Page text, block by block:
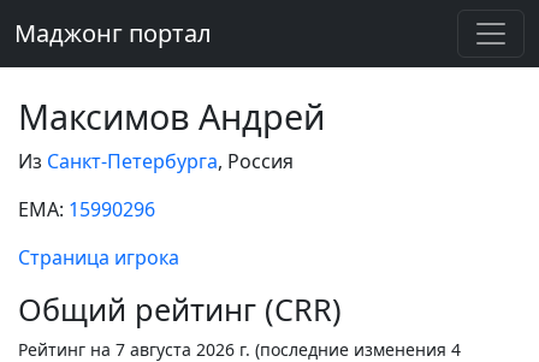
Маджонг портал
Максимов Андрей
Из Санкт-Петербурга, Россия
EMA: 15990296
Страница игрока
Общий рейтинг (CRR)
Рейтинг на 7 августа 2026 г. (последние изменения 4